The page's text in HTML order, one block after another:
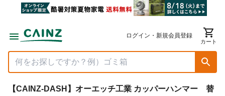
ログイン・新規会員登録
カート
【CAINZ-DASH】オーエッチ工業 カッパーハンマー 替